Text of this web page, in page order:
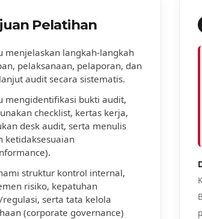
Pelatihan
menjelaskan langkah-langkah
pelaksanaan, pelaporan, dan
audit secara sistematis.
mengidentifikasi bukti audit,
checklist, kertas kerja,
desk audit, serta menulis
ketidaksesuaian
struktur kontrol internal,
risiko, kepatuhan
serta tata kelola
(corporate governance)